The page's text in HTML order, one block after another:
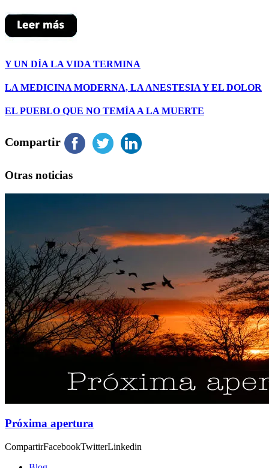
Y UN DÍA LA VIDA TERMINA
LA MEDICINA MODERNA, LA ANESTESIA Y EL DOLOR
EL PUEBLO QUE NO TEMÍA A LA MUERTE
Compartir
Otras noticias
Próxima apertura
CompartirFacebookTwitterLinkedin